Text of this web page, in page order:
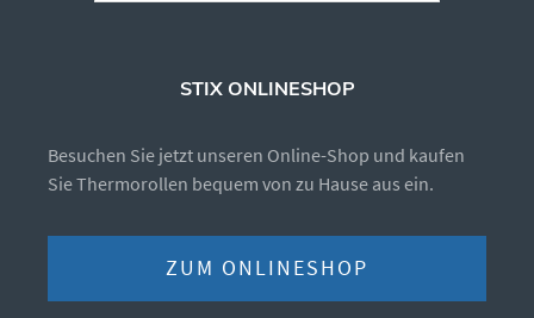
STIX ONLINESHOP
Besuchen Sie jetzt unseren Online-Shop und kaufen
Sie Thermorollen bequem von zu Hause aus ein.
ZUM ONLINESHOP